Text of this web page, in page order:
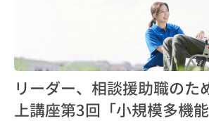
リーダー、相談援助職のた
上講座第3回「小規模多機